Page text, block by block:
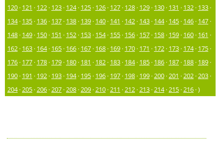
120 · 121 · 122 · 123 · 124· 125 · 126 · 127 · 128 · 129 · 130 · 131 · 132 · 133 ·
134· 135 · 136 · 137 · 138 · 139 · 140 · 141 · 142 · 143 · 144· 145 · 146 · 147 ·
148 · 149 · 150 · 151 · 152 · 153 · 154· 155 · 156 · 157 · 158 · 159 · 160 · 161 ·
162 · 163 · 164· 165 · 166 · 167 · 168 · 169 · 170 · 171 · 172 · 173 · 174· 175 ·
176 · 177 · 178 · 179 · 180 · 181 · 182 · 183 · 184· 185 · 186 · 187 · 188 · 189 ·
190 · 191 · 192 · 193 · 194· 195 · 196 · 197 · 198 · 199 ·200 ·201 ·202 ·203 ·
204·205 ·206 ·207 ·208 ·209 ·210 ·211 ·212 ·213 ·214·215 ·216 · )